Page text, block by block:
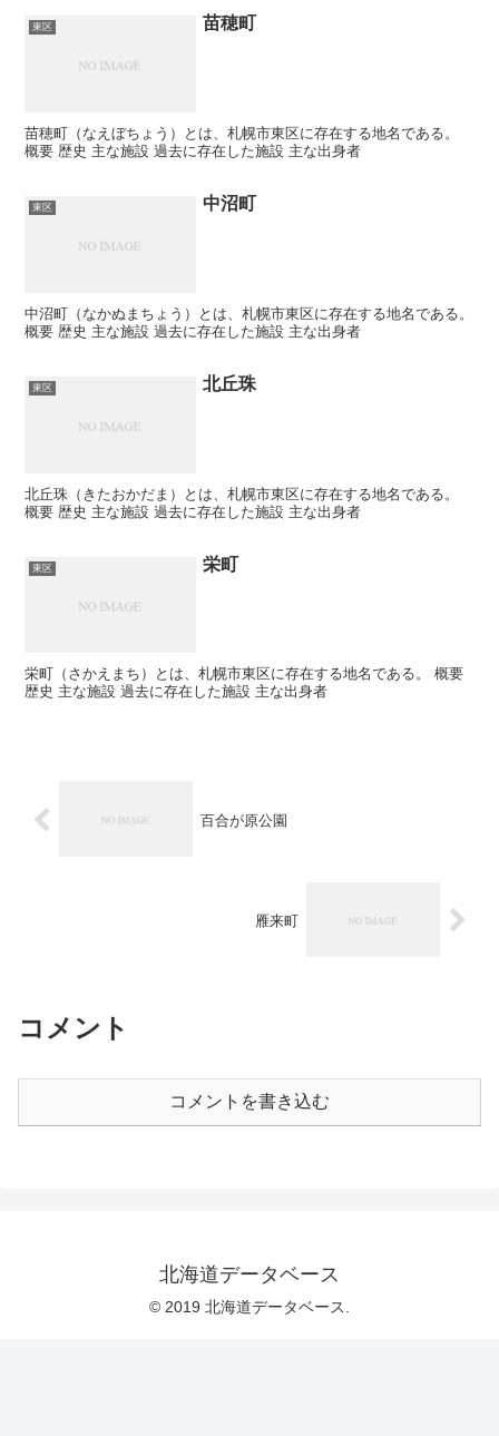
東区 苗穂町
苗穂町（なえぼちょう）とは、札幌市東区に存在する地名である。
概要 歴史 主な施設 過去に存在した施設 主な出身者
東区 中沼町
中沼町（なかぬまちょう）とは、札幌市東区に存在する地名である。
概要 歴史 主な施設 過去に存在した施設 主な出身者
東区 北丘珠
北丘珠（きたおかだま）とは、札幌市東区に存在する地名である。
概要 歴史 主な施設 過去に存在した施設 主な出身者
東区 栄町
栄町（さかえまち）とは、札幌市東区に存在する地名である。 概要
歴史 主な施設 過去に存在した施設 主な出身者
百合が原公園
雁来町
コメント
コメントを書き込む
北海道データベース
© 2019 北海道データベース.